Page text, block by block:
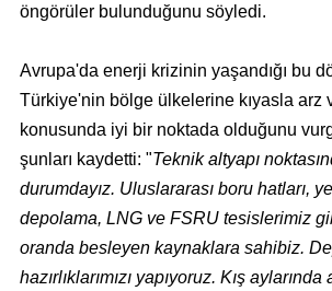
öngörüler bulunduğunu söyledi.
Avrupa'da enerji krizinin yaşandığı bu
Türkiye'nin bölge ülkelerine kıyasla arz
konusunda iyi bir noktada olduğunu
şunları kaydetti: "Teknik altyapı
durumdayız. Uluslararası boru hatları,
depolama, LNG ve FSRU tesislerimiz
oranda besleyen kaynaklara sahibiz.
hazırlıklarımızı yapıyoruz. Kış